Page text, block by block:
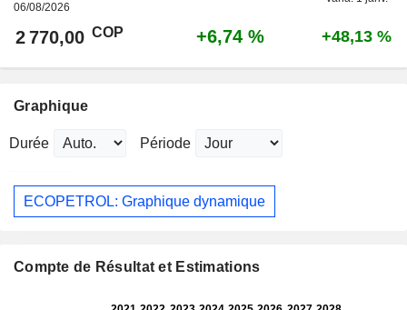
06/08/2026
2 770,00 COP +6,74 % +48,13 %
Graphique
Durée Période
ECOPETROL: Graphique dynamique
Compte de Résultat et Estimations